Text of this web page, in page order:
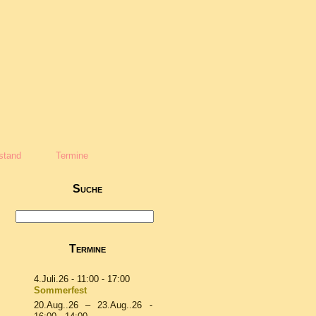
Termine
Suche
Termine
4.Juli.26- 11:00 - 17:00
Sommerfest
20.Aug..26
– 23.Aug..26 -